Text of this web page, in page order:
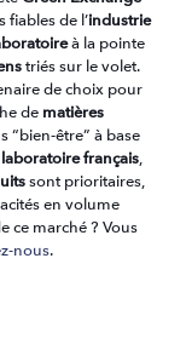
fiables de l’industrie
à la pointe
triés sur le volet.
de choix pour
de matières
“bien-être” à base
laboratoire français,
sont prioritaires,
en volume
ce marché ? Vous
nous.